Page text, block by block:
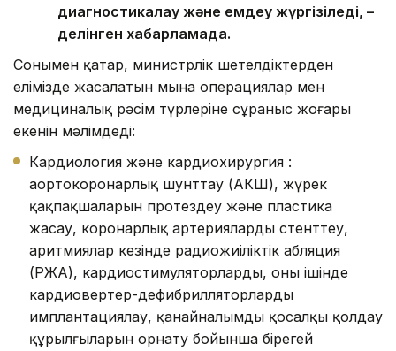
диагностикалау және емдеу жүргізіледі, –
делінген хабарламада.
Сонымен қатар, министрлік шетелдіктерден
елімізде жасалатын мына операциялар мен
медициналық рәсім түрлеріне сұраныс жоғары
екенін мәлімдеді:
Кардиология және кардиохирургия :
аортокоронарлық шунттау (АКШ), жүрек
қақпақшаларын протездеу және пластика
жасау, коронарлық артерияларды стенттеу,
аритмиялар кезінде радиожиіліктік абляция
(РЖА), кардиостимуляторларды, оның ішінде
кардиовертер-дефибрилляторларды
имплантациялау, қанайналымды қосалқы қолдау
құрылғыларын орнату бойынша бірегей